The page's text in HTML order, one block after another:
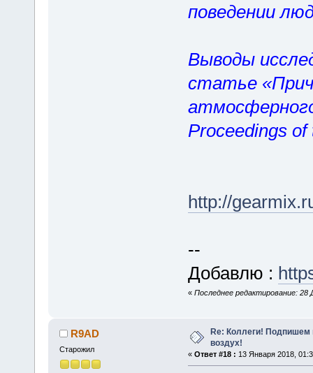
поведении
Выводы
статье
Proceedings
http://
--
Добавлю :
« Последнее редактирование: 28
R9AD
Старожил
Re: Коллеги! Подпишем
воздух!
« Ответ #18 : 13 Января 2018,